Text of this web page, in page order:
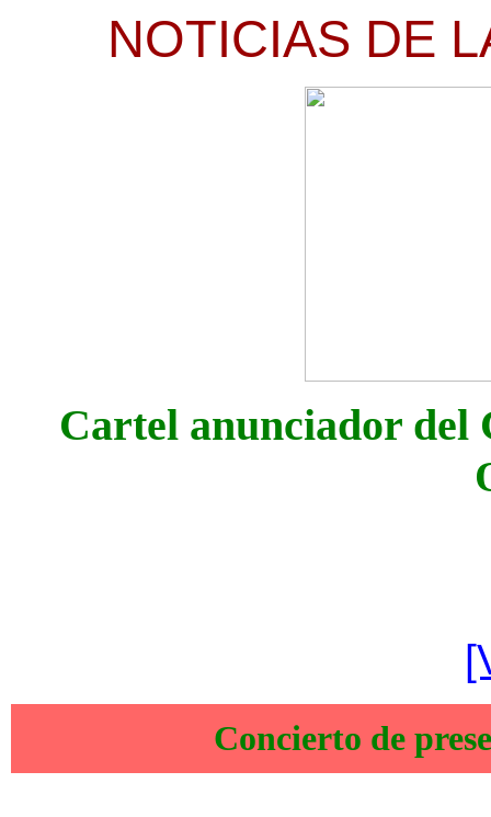
NOTICIAS DE
Cartel anunciador del
Concierto de